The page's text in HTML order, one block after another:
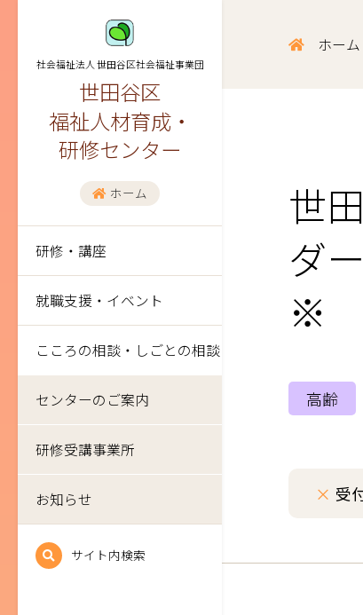
社会福祉法人 世田谷区社会福祉事業団
世田谷区
福祉人材育成・
研修センター
ホーム
研修・講座
就職支援・イベント
こころの相談・しごとの相談
センターのご案内
研修受講事業所
お知らせ
サイト内検索
ホーム
世
ダ
※
高齢
× 受